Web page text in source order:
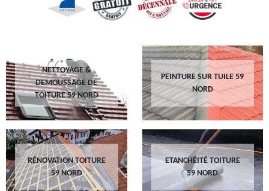
NETTOYAGE &
DEMOUSSAGE DE
TOITURE 59 NORD
PEINTURE SUR TUILE 59
NORD
RÉNOVATION TOITURE
59 NORD
ETANCHÉITÉ TOITURE
59 NORD